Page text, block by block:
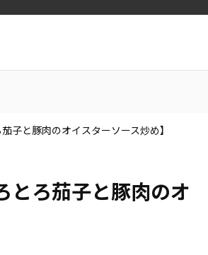
子と豚肉のオイスターソース炒め】
とろ茄子と豚肉のオ